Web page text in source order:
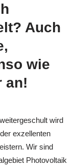
Auch
wie
an!
wird
exzellenten
Wir sind
Photovoltaik